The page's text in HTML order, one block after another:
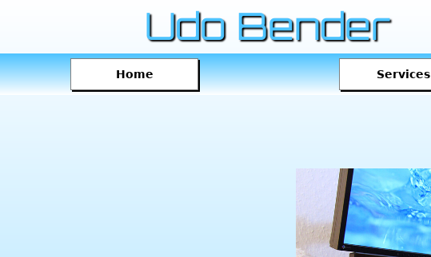
Udo Bender
Home Services